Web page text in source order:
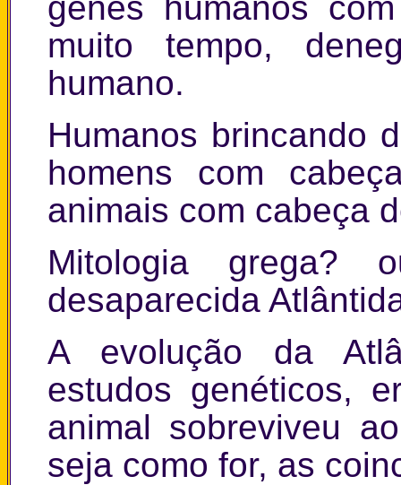
muito tempo,
humano.
Humanos brincando
homens com
animais com cabeça
Mitologia grega?
desaparecida
A evolução da
estudos genéticos,
animal sobreviveu
seja como for, as